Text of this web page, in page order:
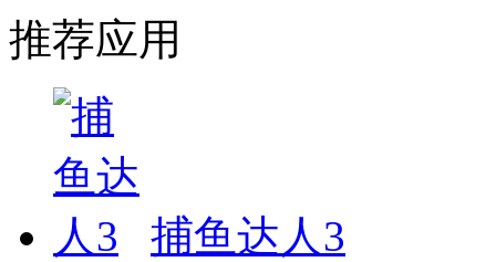
推荐应用
捕鱼达人3